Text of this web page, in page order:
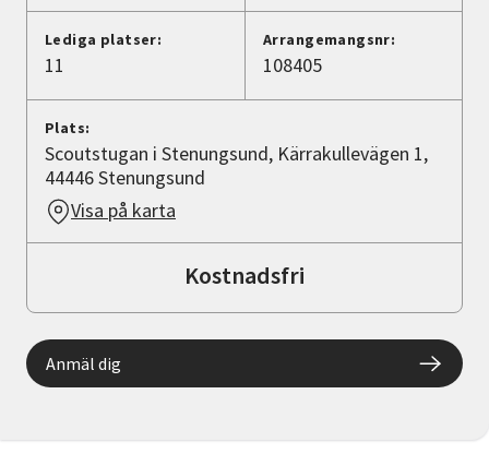
Lediga platser:
11
Arrangemangsnr:
108405
Plats:
Scoutstugan i Stenungsund, Kärrakullevägen 1,
44446 Stenungsund
Visa på karta
Kostnadsfri
Anmäl dig